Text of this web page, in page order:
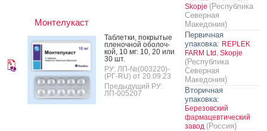
Монтелукаст
Таб­летки, пок­ры­тые
пле­ноч­ной обо­лоч­
кой, 10 мг: 10, 20 или
30 шт.
РУ: ЛП-№(003220)-
(РГ-RU) от 20.09.23
Предыдущий РУ:
ЛП-005207
Skopje (Республика
Северная
Македония)
Первичная
упаковка: REPLEK
FARM Ltd. Skopje
(Республика
Северная
Македония)
Вторичная
упаковка:
Березовский
фармацевтический
завод (Россия)